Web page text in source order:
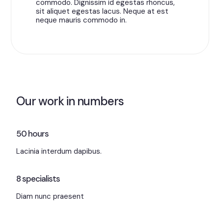
commodo. Dignissim id egestas rhoncus,
sit aliquet egestas lacus. Neque at est
neque mauris commodo in.
Our work in numbers
50hours
Lacinia interdum dapibus.
8specialists
Diam nunc praesent